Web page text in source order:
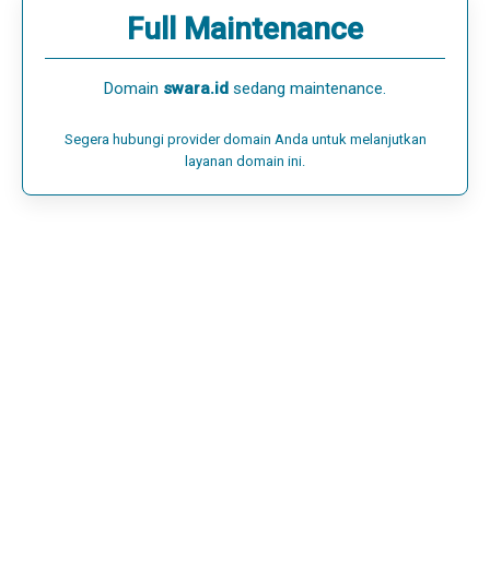
Full Maintenance
Domain swara.id sedang maintenance.
Segera hubungi provider domain Anda untuk melanjutkan
layanan domain ini.